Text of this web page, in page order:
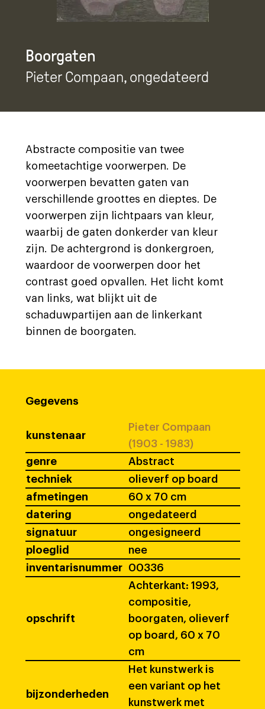
Boorgaten
Pieter Compaan, ongedateerd
Abstracte compositie van twee
komeetachtige voorwerpen. De
voorwerpen bevatten gaten van
verschillende groottes en dieptes. De
voorwerpen zijn lichtpaars van kleur,
waarbij de gaten donkerder van kleur
zijn. De achtergrond is donkergroen,
waardoor de voorwerpen door het
contrast goed opvallen. Het licht komt
van links, wat blijkt uit de
schaduwpartijen aan de linkerkant
binnen de boorgaten.
Gegevens
kunstenaar
Pieter Compaan
(1903 - 1983)
genre
Abstract
techniek
olieverf op board
afmetingen
60 x 70 cm
datering
ongedateerd
signatuur
ongesigneerd
ploeglid
nee
inventarisnummer
00336
opschrift
Achterkant: 1993,
compositie,
boorgaten, olieverf
op board, 60 x 70
cm
bijzonderheden
Het kunstwerk is
een variant op het
kunstwerk met